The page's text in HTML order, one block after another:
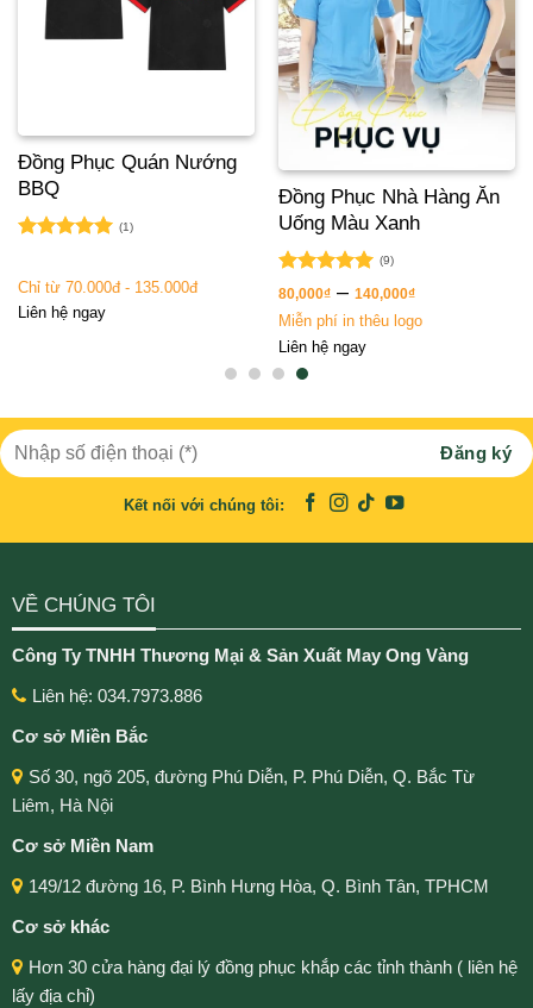
Đồng Phục Nhà Hàng Ăn
Uống Màu Xanh
Được xếp
hạng
5 sao
(9)
80,000₫– 140,000₫
Miễn phí in thêu logo
Liên hệ ngay
Đồng Phục Quán Nướng
BBQ
5 sao
(1)
Chỉ từ 70.000đ - 135.000đ
Liên hệ ngay
Kết nối với chúng tôi:
VỀ CHÚNG TÔI
Công Ty TNHH Thương Mại & Sản Xuất May Ong Vàng
Liên hệ: 034.7973.886
Cơ sở Miền Bắc
Số 30, ngõ 205, đường Phú Diễn, P. Phú Diễn, Q. Bắc Từ
Liêm, Hà Nội
Cơ sở Miền Nam
149/12 đường 16, P. Bình Hưng Hòa, Q. Bình Tân, TPHCM
Cơ sở khác
Hơn 30 cửa hàng đại lý đồng phục khắp các tỉnh thành ( liên hệ
lấy địa chỉ)